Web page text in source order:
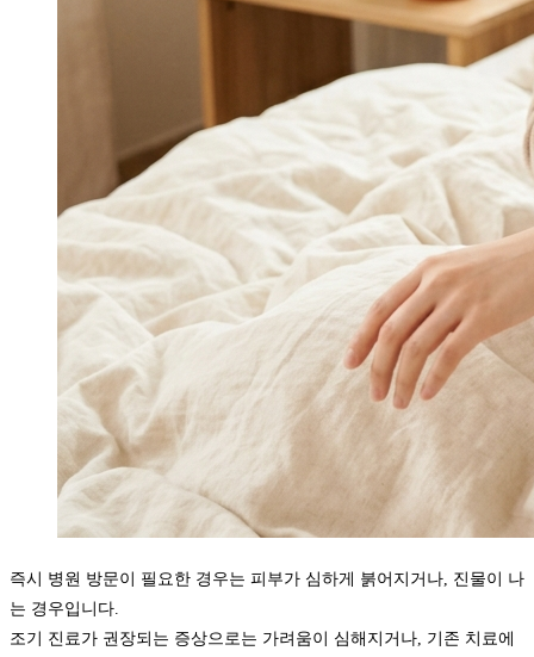
즉시 병원 방문이 필요한 경우는 피부가 심하게 붉어지거나, 진물이 나
는 경우입니다.
조기 진료가 권장되는 증상으로는 가려움이 심해지거나, 기존 치료에